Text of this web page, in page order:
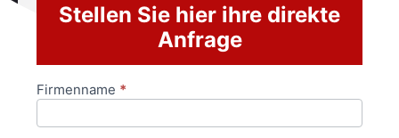
Stellen Sie hier ihre direkte
Anfrage
Anfrageformular
Firmenname *